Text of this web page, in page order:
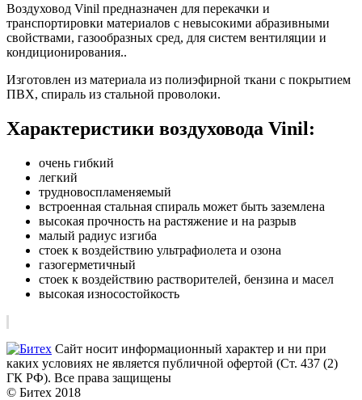
Воздуховод Vinil предназначен для перекачки и
транспортировки материалов с невысокими абразивными
свойствами, газообразных сред, для систем вентиляции и
кондиционирования..
Изготовлен из материала из полиэфирной ткани с покрытием
ПВХ, спираль из стальной проволоки.
Характеристики воздуховода Vinil:
очень гибкий
легкий
трудновоспламеняемый
встроенная стальная спираль может быть заземлена
высокая прочность на растяжение и на разрыв
малый радиус изгиба
стоек к воздействию ультрафиолета и озона
газогерметичный
стоек к воздействию растворителей, бензина и масел
высокая износостойкость
Сайт носит информационный характер и ни при
каких условиях не является публичной офертой (Ст. 437 (2)
ГК РФ). Все права защищены
© Битех 2018